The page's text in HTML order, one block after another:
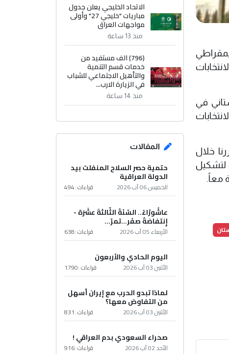
في
خلال
لتشكيل
معاً.
الاتحاد الخليجي يعلن جدول
مباريات "خليجي 27" وأولى
مواجهات العراق
منذ 13 ساعة
(796) الف مستفيد من
خدمات قسم التنمية
والتأهيل الاجتماعي للشباب
في الزيارة الارب...
منذ 14 ساعة
المقالات
حتمية حصر السلاح المنفلت بيد
الدولة العراقية
الخميس 06 آب 2026 قراءات :494
عاشُورْاءُ.. السّنَةُ الثّالثةَ عشَرَة -
إِنتفاضةُ صفَر…تمرّ...
الأربعاء 05 آب 2026 قراءات :638
اليوم الحادي والأربعون
الأثنين 03 آب 2026 قراءات :1790
لماذا تبدو الحرب مع إيران أسهل
من التفاوض معها؟
الأثنين 03 آب 2026 قراءات :831
صحراء السعودي بدم العراقي !
الأحد 02 آب 2026 قراءات :916